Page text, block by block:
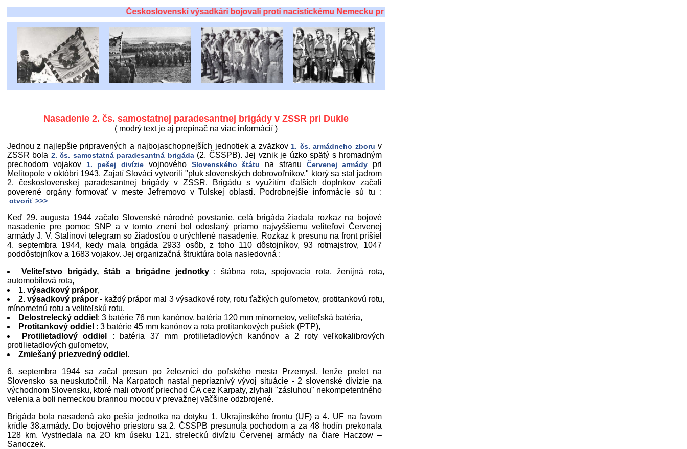
Československí výsadkári bojovali proti nacistickému Nemecku pri Dukle a potom aj v SNP
Nasadenie 2. čs. samostatnej paradesantnej brigády v ZSSR pri Dukle
( modrý text je aj prepínač na viac informácií )
Jednou z najlepšie pripravených a najbojaschopnejších jednotiek a zväzkov 1. čs. armádneho zboru v
ZSSR bola 2. čs. samostatná paradesantná brigáda(2. ČSSPB). Jej vznik je úzko spätý s hromadným
prechodom vojakov
1. pešej divízie vojnového Slovenského štátu na stranu Červenej armády pri
Melitopole v októbri 1943. Zajatí Slováci vytvorili "pluk slovenských dobrovoľníkov," ktorý sa stal jadrom
2. československej paradesantnej brigády v ZSSR. Brigádu s využitím ďalších doplnkov začali
poverené orgány formovať v meste Jefremovo v Tulskej oblasti. Podrobnejšie informácie sú tu :
otvoriť >>>
Keď 29. augusta 1944 začalo Slovenské národné povstanie, celá brigáda žiadala rozkaz na bojové
nasadenie pre pomoc SNP a v tomto znení bol odoslaný priamo najvyššiemu veliteľovi Červenej
armády J. V. Stalinovi telegram so žiadosťou o urýchlené nasadenie. Rozkaz k presunu na front prišiel
4. septembra 1944, kedy mala brigáda 2933 osôb, z toho 110 dôstojníkov, 93 rotmajstrov, 1047
poddôstojníkov a 1683 vojakov. Jej organizačná štruktúra bola nasledovná :
Veliteľstvo brigády, štáb a brigádne jednotky: štábna rota, spojovacia rota, ženijná rota,
automobilová rota,
1. výsadkový prápor,
2. výsadkový prápor - každý prápor mal 3 výsadkové roty, rotu ťažkých guľometov, protitankovú rotu,
mínometnú rotu a veliteľskú rotu,
Delostrelecký oddiel : 3 batérie 76 mm kanónov, batéria 120 mm mínometov, veliteľská batéria,
Protitankový oddiel : 3 batérie 45 mm kanónov a rota protitankových pušiek (PTP),
Protilietadlový oddiel
: batéria 37 mm protilietadlových kanónov a 2 roty veľkokalibrových
protilietadlových guľometov,
Zmiešaný priezvedný oddiel .
6. septembra 1944 sa začal presun po železnici do poľského mesta Przemysl, lenže prelet na
Slovensko sa neuskutočnil. Na Karpatoch nastal nepriaznivý vývoj situácie - 2 slovenské divízie na
východnom Slovensku, ktoré mali otvoriť priechod ČA cez Karpaty, zlyhali "zásluhou" nekompetentného
velenia a boli nemeckou brannou mocou v prevažnej väčšine odzbrojené.
Brigáda bola nasadená ako pešia jednotka na dotyku 1. Ukrajinského frontu (UF) a 4. UF na ľavom
krídle 38.armády. Do bojového priestoru sa 2. ČSSPB presunula pochodom a za 48 hodín prekonala
128 km. Vystriedala na 2O km úseku 121. streleckú divíziu Červenej armády na čiare Haczow –
Sanoczek.